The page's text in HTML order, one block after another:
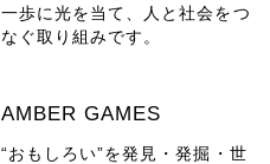
一歩に光を当て、人と社会をつ
なぐ取り組みです。
AMBER GAMES
“おもしろい”を発見・発掘・世